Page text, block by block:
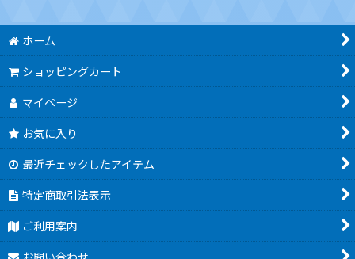
ホーム
ショッピングカート
マイページ
お気に入り
最近チェックしたアイテム
特定商取引法表示
ご利用案内